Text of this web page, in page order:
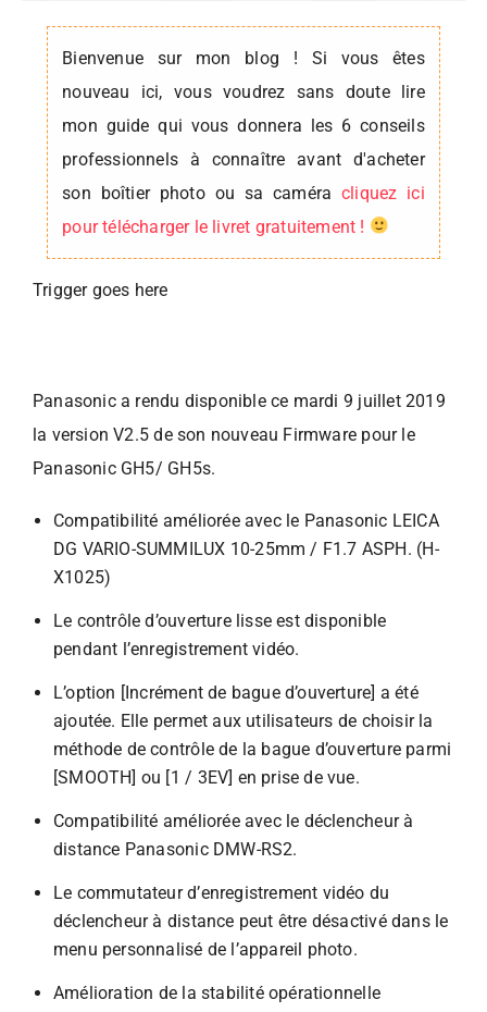
Bienvenue sur mon blog ! Si vous êtes
nouveau ici, vous voudrez sans doute lire
mon guide qui vous donnera les 6 conseils
professionnels à connaître avant d'acheter
son boîtier photo ou sa caméracliquez ici
pour télécharger le livret gratuitement !
Trigger goes here
Panasonic a rendu disponible ce mardi 9 juillet 2019
la version V2.5 de son nouveau Firmware pour le
Panasonic GH5/ GH5s.
Compatibilité améliorée avec le Panasonic LEICA
DG VARIO-SUMMILUX 10-25mm / F1.7 ASPH. (H-
X1025)
Le contrôle d’ouverture lisse est disponible
pendant l’enregistrement vidéo.
L’option [Incrément de bague d’ouverture] a été
ajoutée. Elle permet aux utilisateurs de choisir la
méthode de contrôle de la bague d’ouverture parmi
[SMOOTH] ou [1 / 3EV] en prise de vue.
Compatibilité améliorée avec le déclencheur à
distance Panasonic DMW-RS2.
Le commutateur d’enregistrement vidéo du
déclencheur à distance peut être désactivé dans le
menu personnalisé de l’appareil photo.
Amélioration de la stabilité opérationnelle